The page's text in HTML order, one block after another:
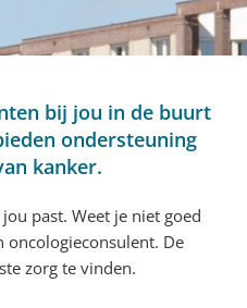
bij jou in de buurt
ondersteuning
kanker.
past. Weet je niet goed
oncologieconsulent. De
zorg te vinden.